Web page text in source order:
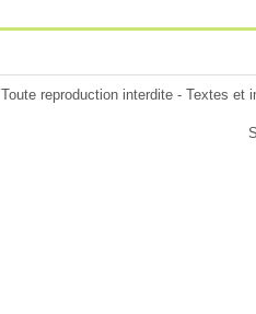
Toute reproduction interdite - Textes et